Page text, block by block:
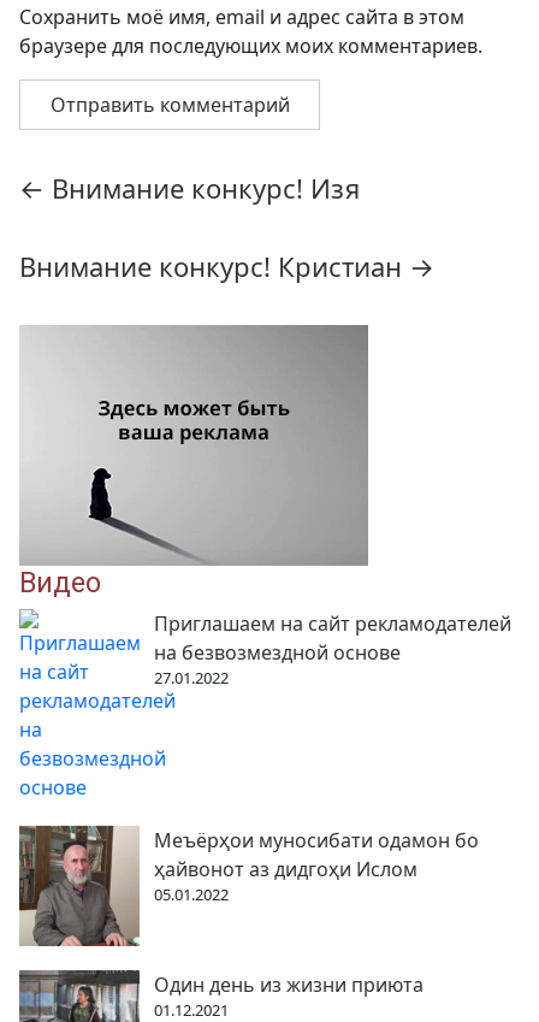
Сохранить моё имя, email и адрес сайта в этом
браузере для последующих моих комментариев.
по
← Внимание конкурс! Изя
Внимание конкурс! Кристиан →
Видео
Приглашаем на сайт рекламодателей
на безвозмездной основе
27.01.2022
Меъёрҳои муносибати одамон бо
ҳайвонот аз дидгоҳи Ислом
05.01.2022
Один день из жизни приюта
01.12.2021